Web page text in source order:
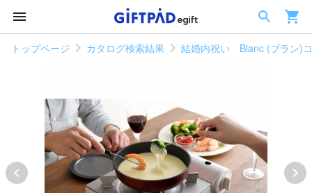
トップページ カタログ検索結果 結婚内祝い Blanc (ブラン)